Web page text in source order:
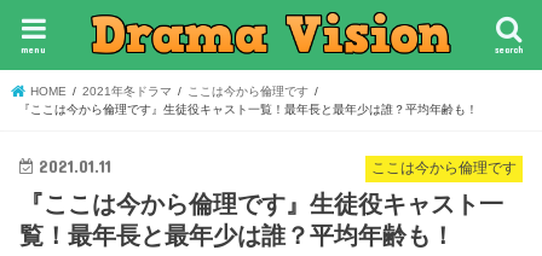
search
menu
HOME 2021年冬ドラマ
ここは今から倫理です
『ここは今から倫理です』生徒役キャスト一覧！最年長と最年少は誰？平均年齢も！
ここは今から倫理です
2021.01.11
『ここは今から倫理です』生徒役キャスト一
覧！最年長と最年少は誰？平均年齢も！